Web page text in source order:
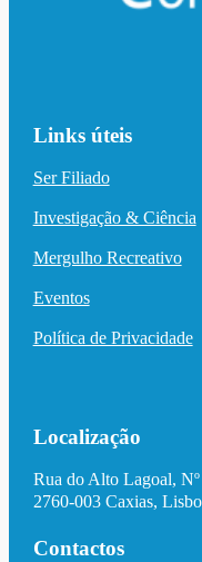
Links úteis
Ser Filiado
Investigação & Ciência
Mergulho Recreativo
Eventos
Política de Privacidade
Localização
Rua do Alto Lagoal,
2760-003 Caxias,
Contactos